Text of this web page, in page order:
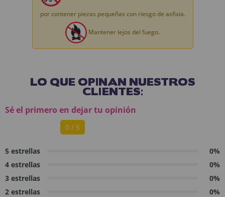
por contener piezas pequeñas con riesgo de asfixia.
Mantener lejos del fuego.
LO QUE OPINAN NUESTROS
CLIENTES:
Sé el primero en dejar tu opinión
0 / 5
5 estrellas
0%
4 estrellas
0%
3 estrellas
0%
2 estrellas
0%